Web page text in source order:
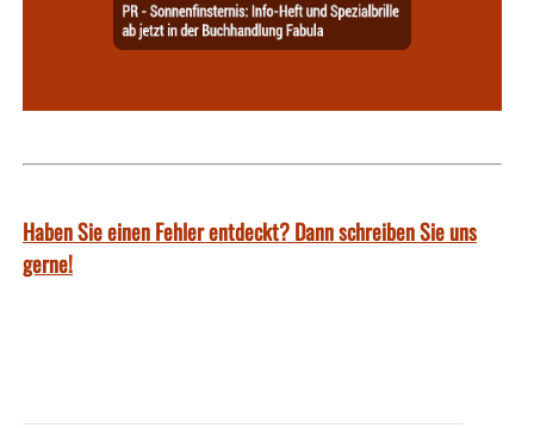
Haben Sie einen Fehler entdeckt? Dann schreiben Sie uns
gerne!